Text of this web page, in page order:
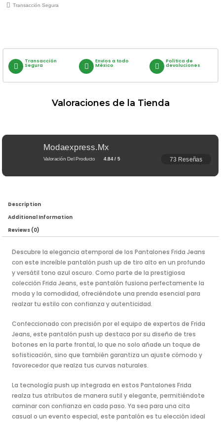
Transacción Segura
Transacción
Segura
Envíos a todo
México
Política de
devoluciones
Description
Additional Information
Reviews (0)
Descubre la elegancia atemporal de los Pantalones Frida Jeans
con este increíble pantalón push up de tiro alto en un profundo
y versátil tono azul oscuro. Como parte de la prestigiosa
colección Frida Jeans, este pantalón fusiona perfectamente la
moda y la comodidad, ofreciéndote una prenda esencial para
realzar tu estilo con confianza y autenticidad.
Confeccionado con precisión por el equipo de expertos de Frida
Jeans, este pantalón push up destaca por su diseño de tres
botones en la parte frontal, lo que no solo añade un toque de
sofisticación, sino que también garantiza un ajuste cómodo y
favorecedor que realza tus curvas naturales.
La tecnología push up integrada en estos Pantalones Frida
realza tus atributos de manera sutil y elegante, permitiéndote
caminar con confianza en cada paso. Ya sea para una cita
casual o un evento especial, este pantalón es tu elección ideal
Valoraciones de la Tienda
Modaexpress.mx
Valoración Del Producto 4.84 / 5 73 Reseñas